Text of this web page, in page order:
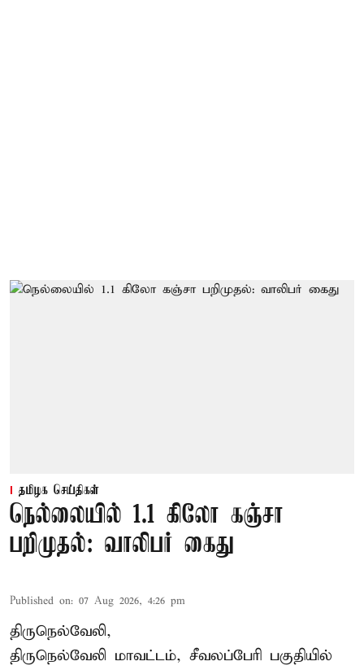
தமிழக செய்திகள்
நெல்லையில் 1.1 கிலோ கஞ்சா
பறிமுதல்: வாலிபர் கைது
Published on: 07 Aug 2026, 4:26 pm
திருநெல்வேலி,
திருநெல்வேலி மாவட்டம், சீவலப்பேரி பகுதியில்